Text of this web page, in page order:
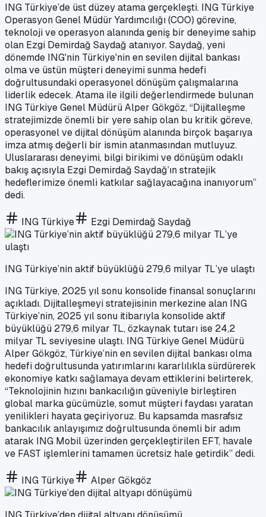
ING Türkiye’de üst düzey atama gerçekleşti. ING Türkiye
Operasyon Genel Müdür Yardımcılığı (COO) görevine,
teknoloji ve operasyon alanında geniş bir deneyime sahip
olan Ezgi Demirdağ Saydağ atanıyor. Saydağ, yeni
dönemde ING'nin Türkiye'nin en sevilen dijital bankası
olma ve üstün müşteri deneyimi sunma hedefi
doğrultusundaki operasyonel dönüşüm çalışmalarına
liderlik edecek. Atama ile ilgili değerlendirmede bulunan
ING Türkiye Genel Müdürü Alper Gökgöz, “Dijitalleşme
stratejimizde önemli bir yere sahip olan bu kritik göreve,
operasyonel ve dijital dönüşüm alanında birçok başarıya
imza atmış değerli bir ismin atanmasından mutluyuz.
Uluslararası deneyimi, bilgi birikimi ve dönüşüm odaklı
bakış açısıyla Ezgi Demirdağ Saydağ’ın stratejik
hedeflerimize önemli katkılar sağlayacağına inanıyorum”
dedi.
ING Türkiye Ezgi Demirdağ Saydağ
ING Türkiye’nin aktif büyüklüğü 279,6 milyar TL’ye ulaştı
ING Türkiye, 2025 yıl sonu konsolide finansal sonuçlarını
açıkladı. Dijitalleşmeyi stratejisinin merkezine alan ING
Türkiye’nin, 2025 yıl sonu itibarıyla konsolide aktif
büyüklüğü 279,6 milyar TL, özkaynak tutarı ise 24,2
milyar TL seviyesine ulaştı. ING Türkiye Genel Müdürü
Alper Gökgöz, Türkiye’nin en sevilen dijital bankası olma
hedefi doğrultusunda yatırımlarını kararlılıkla sürdürerek
ekonomiye katkı sağlamaya devam ettiklerini belirterek,
“Teknolojinin hızını bankacılığın güveniyle birleştiren
global marka gücümüzle, somut müşteri faydası yaratan
yenilikleri hayata geçiriyoruz. Bu kapsamda masrafsız
bankacılık anlayışımız doğrultusunda önemli bir adım
atarak ING Mobil üzerinden gerçekleştirilen EFT, havale
ve FAST işlemlerini tamamen ücretsiz hale getirdik” dedi.
ING Türkiye Alper Gökgöz